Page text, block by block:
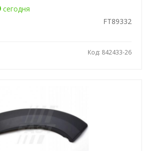
сегодня
FT89332
Код: 842433-26